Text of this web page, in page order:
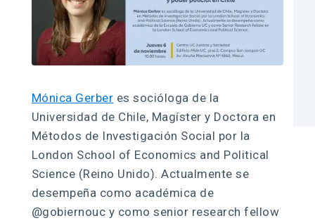
Mónica Gerber es socióloga de la
Universidad de Chile, Magíster y Doctora en
Métodos de Investigación Social por la
London School of Economics and Political
Science (Reino Unido). Actualmente se
desempeña como académica de
@gobiernouc y como senior research fellow